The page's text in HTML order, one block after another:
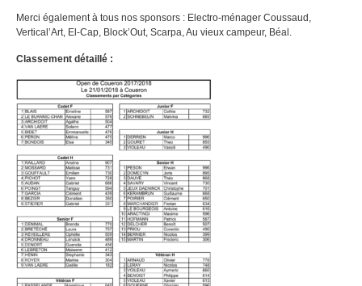
Merci également à tous nos sponsors : Electro-ménager Coussaud,
Vertical’Art, El-Cap, Block’Out, Scarpa, Au vieux campeur, Béal.
Classement détaillé :